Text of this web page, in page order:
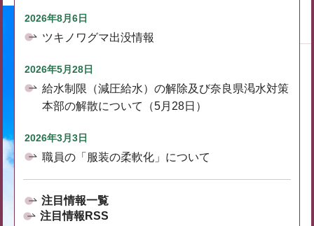
2026年8月6日
ツキノワグマ出没情報
2026年5月28日
給水制限（減圧給水）の解除及び奈良県渇水対策
本部の解散について（5月28日）
2026年3月3日
職員の「服装の柔軟化」について
注目情報一覧
注目情報RSS